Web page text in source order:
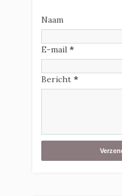
Naam
E-mail *
Bericht *